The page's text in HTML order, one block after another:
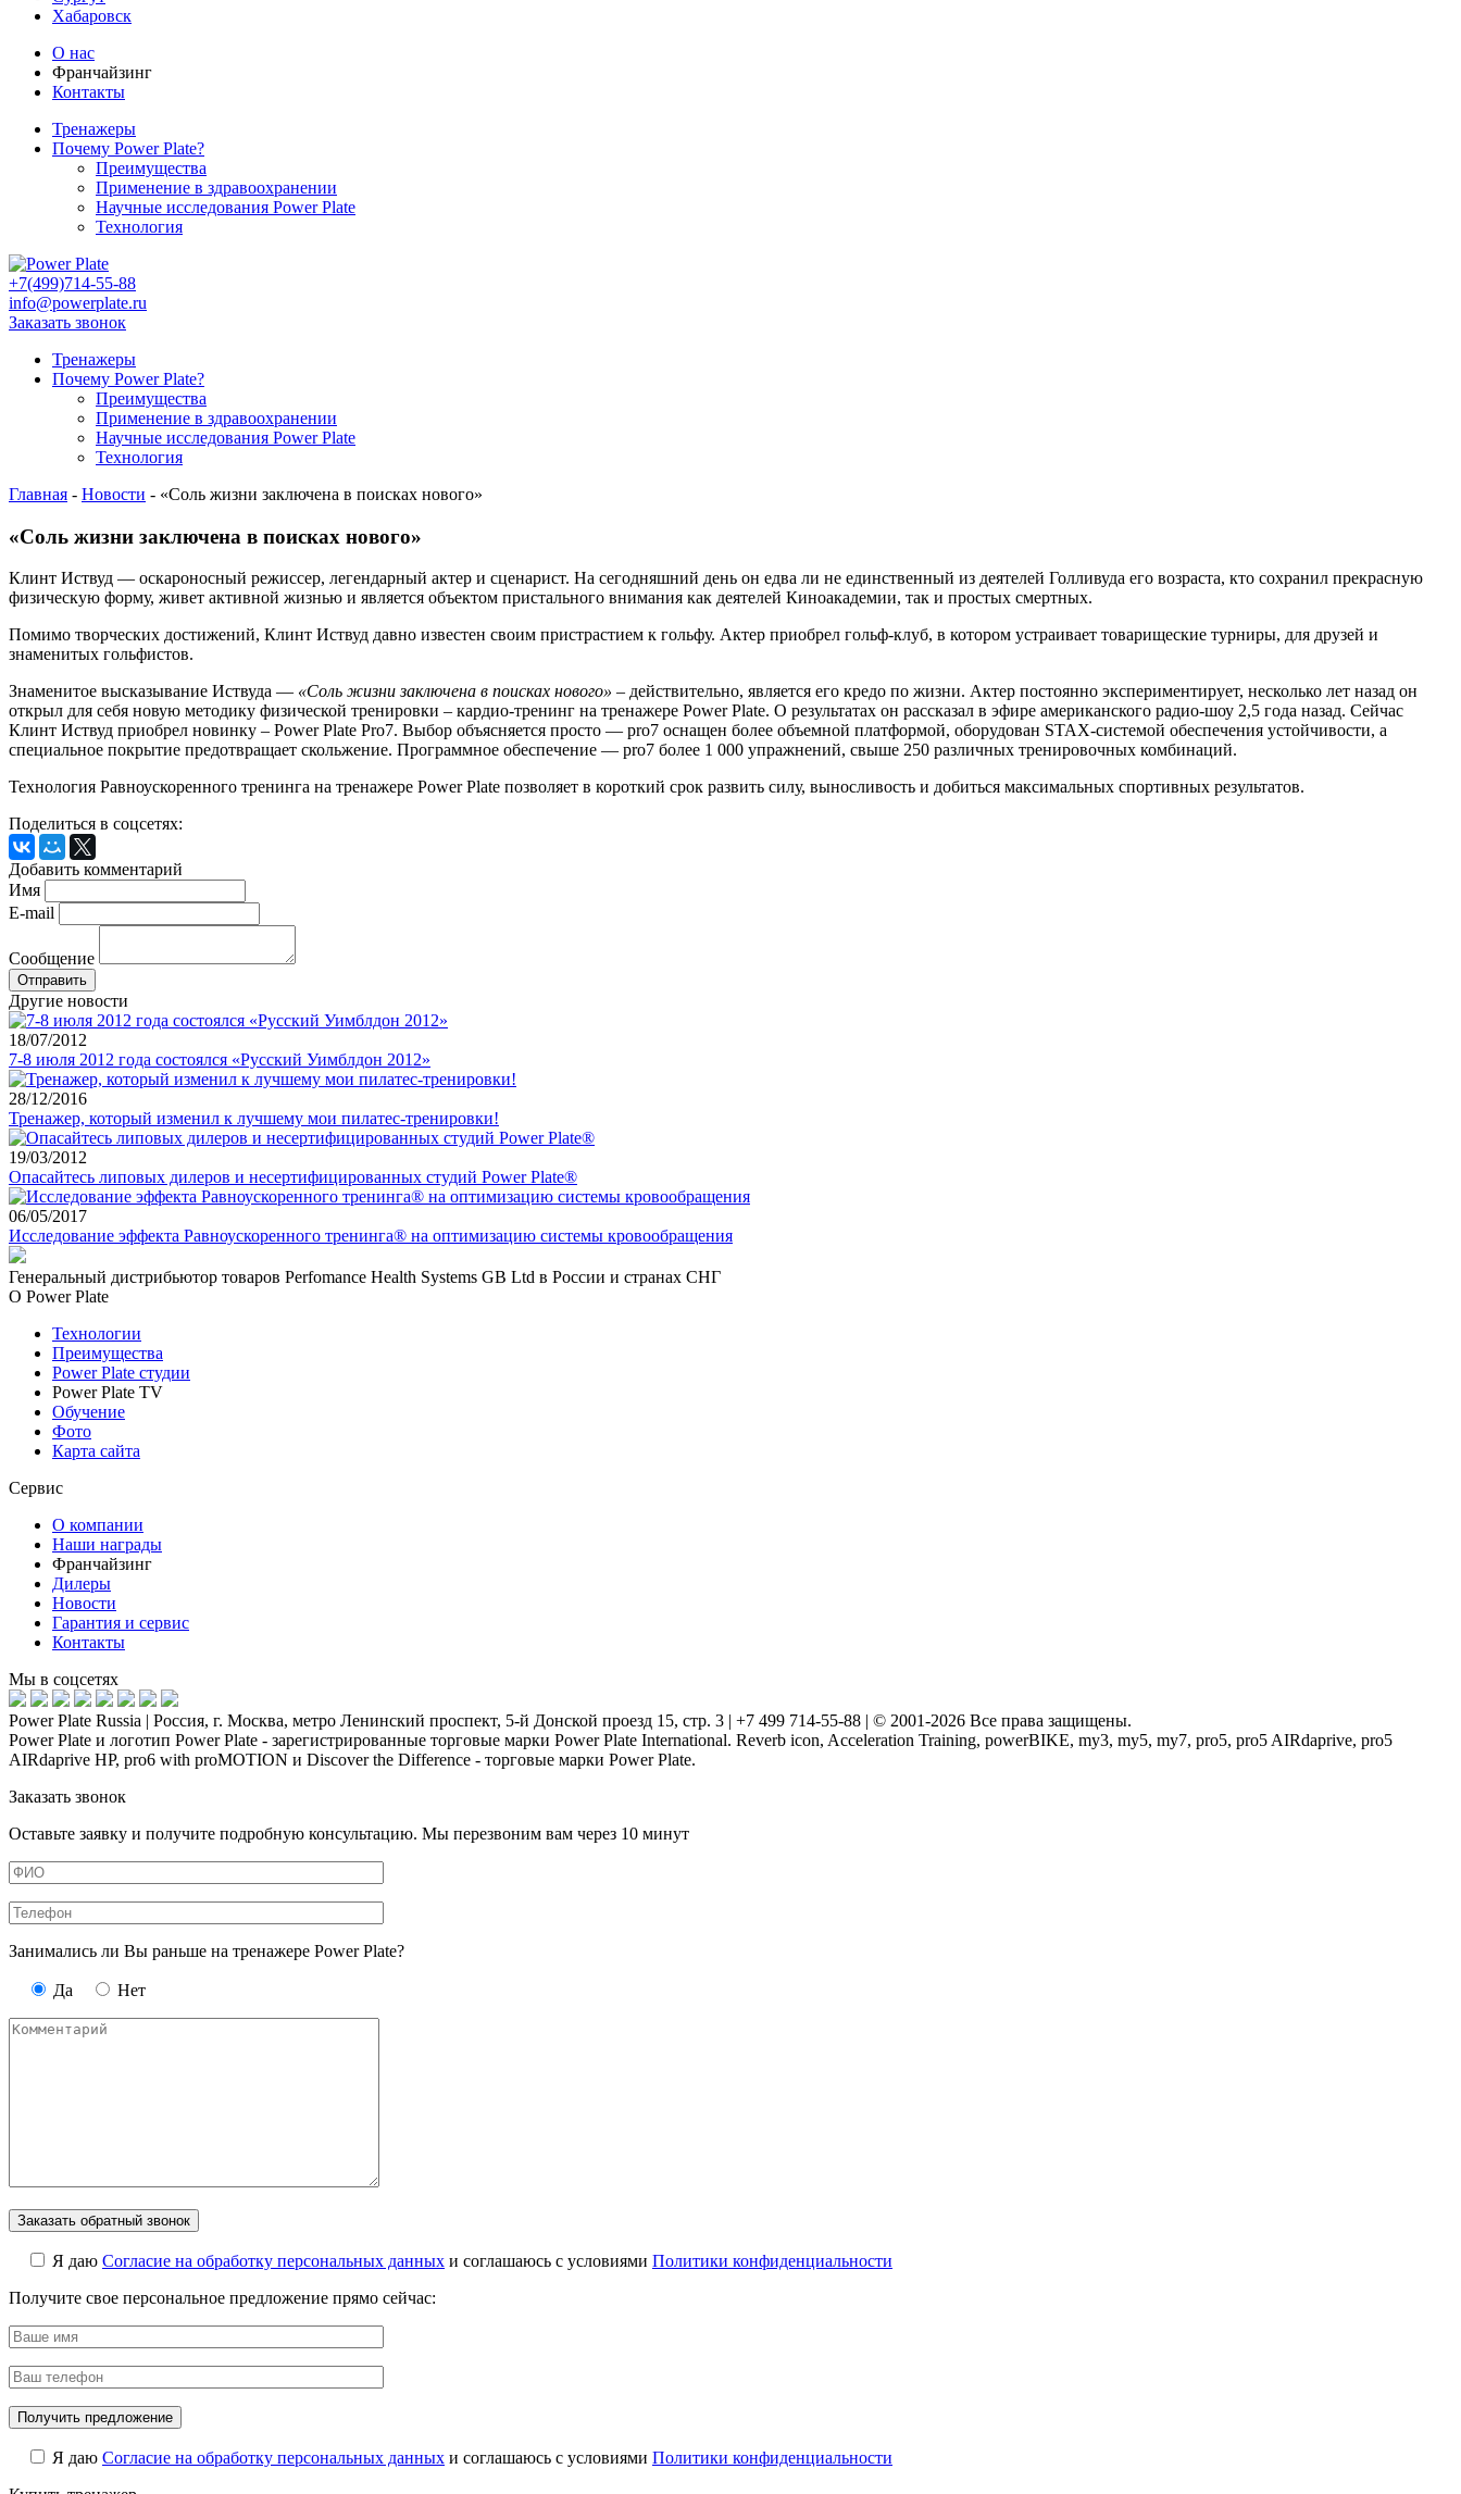
Хабаровск
О нас
Франчайзинг
Контакты
Тренажеры
Почему Power Plate?
Преимущества
Применение в здравоохранении
Научные исследования Power Plate
Технология
+7(499)714-55-88
info@powerplate.ru
Заказать звонок
Тренажеры
Почему Power Plate?
Преимущества
Применение в здравоохранении
Научные исследования Power Plate
Технология
Главная - Новости - «Соль жизни заключена в поисках нового»
«Соль жизни заключена в поисках нового»
Клинт Иствуд — оскароносный режиссер, легендарный актер и сценарист. На сегодняшний день он едва ли не единственный из деятелей Голливуда его возраста, кто сохранил прекрасную
физическую форму, живет активной жизнью и является объектом пристального внимания как деятелей Киноакадемии, так и простых смертных.
Помимо творческих достижений, Клинт Иствуд давно известен своим пристрастием к гольфу. Актер приобрел гольф-клуб, в котором устраивает товарищеские турниры, для друзей и
знаменитых гольфистов.
Знаменитое высказывание Иствуда — «Соль жизни заключена в поисках нового» – действительно, является его кредо по жизни. Актер постоянно экспериментирует, несколько лет назад он
открыл для себя новую методику физической тренировки – кардио-тренинг на тренажере Power Plate. О результатах он рассказал в эфире американского радио-шоу 2,5 года назад. Сейчас
Клинт Иствуд приобрел новинку – Power Plate Pro7. Выбор объясняется просто — pro7 оснащен более объемной платформой, оборудован STAX-системой обеспечения устойчивости, а
специальное покрытие предотвращает скольжение. Программное обеспечение — pro7 более 1 000 упражнений, свыше 250 различных тренировочных комбинаций.
Технология Равноускоренного тренинга на тренажере Power Plate позволяет в короткий срок развить силу, выносливость и добиться максимальных спортивных результатов.
Поделиться в соцсетях:
Добавить комментарий
Имя
E-mail
Сообщение
Другие новости
18/07/2012
7-8 июля 2012 года состоялся «Русский Уимблдон 2012»
28/12/2016
Тренажер, который изменил к лучшему мои пилатес-тренировки!
19/03/2012
Опасайтесь липовых дилеров и несертифицированных студий Power Plate®
06/05/2017
Исследование эффекта Равноускоренного тренинга® на оптимизацию системы кровообращения
Генеральный дистрибьютор товаров Perfomance Health Systems GB Ltd в России и странах СНГ
О Power Plate
Технологии
Преимущества
Power Plate студии
Power Plate TV
Обучение
Фото
Карта сайта
Сервис
О компании
Наши награды
Франчайзинг
Дилеры
Новости
Гарантия и сервис
Контакты
Мы в соцсетях
Power Plate Russia | Россия, г. Москва, метро Ленинский проспект, 5-й Донской проезд 15, стр. 3 | +7 499 714-55-88 | © 2001-2026 Все права защищены.
Power Plate и логотип Power Plate - зарегистрированные торговые марки Power Plate International. Reverb icon, Acceleration Training, powerBIKE, my3, my5, my7, pro5, pro5 AIRdaprive, pro5
AIRdaprive HP, pro6 with proMOTION и Discover the Difference - торговые марки Power Plate.
Заказать звонок
Оставьте заявку и получите подробную консультацию. Мы перезвоним вам через 10 минут
Занимались ли Вы раньше на тренажере Power Plate?
Да Нет
Я даю Cогласие на обработку персональных данных и соглашаюсь с условиями Политики конфиденциальности
Получите свое персональное предложение прямо сейчас:
Я даю Cогласие на обработку персональных данных и соглашаюсь с условиями Политики конфиденциальности